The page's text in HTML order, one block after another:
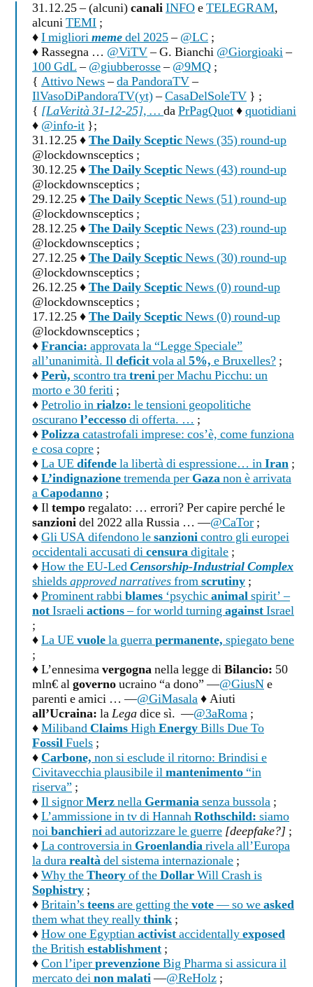
31.12.25 – (alcuni)canaliINFOeTELEGRAM,
alcuniTEMI ;
♦I migliorimemedel 2025–@LC ;
♦ Rassegna … @ViTV– G. Bianchi @Giorgioaki–
100 GdL–@giubberosse–@9MQ ;
{ Attivo News–da PandoraTV–
IlVasoDiPandoraTV(yt)–CasaDelSoleTV } ;
{ [LaVerità 31-12-25], … daPrPagQuot♦quotidiani
♦ @info-it };
31.12.25 ♦The Daily ScepticNews (35) round-up
@lockdownsceptics ;
30.12.25 ♦The Daily ScepticNews (43) round-up
@lockdownsceptics ;
29.12.25 ♦The Daily ScepticNews (51) round-up
@lockdownsceptics ;
28.12.25 ♦The Daily ScepticNews (23) round-up
@lockdownsceptics ;
27.12.25 ♦The Daily ScepticNews (30) round-up
@lockdownsceptics ;
26.12.25 ♦The Daily ScepticNews (0) round-up
@lockdownsceptics ;
17.12.25 ♦The Daily ScepticNews (0) round-up
@lockdownsceptics ;
♦Francia: approvata la “Legge Speciale”
all’unanimità. Ildeficitvola al5%, e Bruxelles? ;
♦Perù, scontro tratreniper Machu Picchu: un
morto e 30 feriti ;
♦Petrolio inrialzo: le tensioni geopolitiche
oscuranol’eccessodi offerta. … ;
♦Polizzacatastrofali imprese: cos’è, come funziona
e cosa copre ;
♦La UE difendela libertà di espressione… inIran ;
♦L’indignazionetremenda per Gazanon è arrivata
aCapodanno ;
♦ Iltemporegalato: … errori? Per capire perché le
sanzionidel 2022 alla Russia … —@CaTor ;
♦Gli USA difendono lesanzionicontro gli europei
occidentali accusati dicensuradigitale ;
♦How the EU-LedCensorship-Industrial Complex
shieldsapproved narrativesfromscrutiny ;
♦Prominent rabbiblames ‘psychicanimalspirit’ –
notIsraeliactions– for world turningagainstIsrael
;
♦La UE vuolela guerrapermanente, spiegato bene
;
♦ L’ennesimavergognanella legge diBilancio: 50
mln€ algovernoucraino “a dono” —@GiusNe
parenti e amici … —@GiMasala♦ Aiuti
all’Ucraina: laLegadice sì. —@3aRoma ;
♦MilibandClaimsHighEnergyBills Due To
FossilFuels ;
♦Carbone, non si esclude il ritorno: Brindisi e
Civitavecchia plausibile ilmantenimento“in
riserva” ;
♦Il signorMerznella Germaniasenza bussola ;
♦L’ammissione in tv di HannahRothschild: siamo
noibanchieriad autorizzare le guerre [deepfake?] ;
♦La controversia in Groenlandiarivela all’Europa
la durarealtàdel sistema internazionale ;
♦Why theTheoryof theDollarWill Crash is
Sophistry ;
♦Britain’steensare getting thevote— so weasked
them what they reallythink ;
♦How one Egyptianactivistaccidentallyexposed
the Britishestablishment ;
♦Con l’iperprevenzioneBig Pharma si assicura il
mercato deinon malati—@ReHolz ;